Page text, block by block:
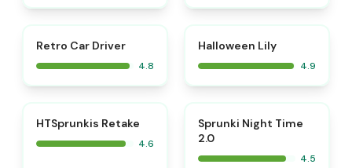
Retro Car Driver
4.8
Halloween Lily
4.9
HTSprunkis Retake
4.6
Sprunki Night Time
2.0
4.5